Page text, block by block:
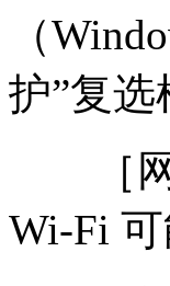
（
护”复选
［网
Wi-Fi